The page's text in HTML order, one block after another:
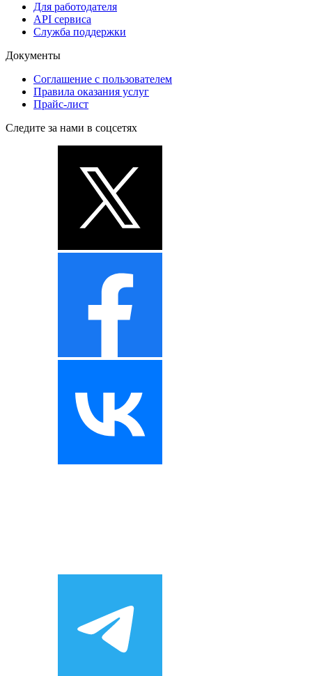
Для работодателя
API сервиса
Служба поддержки
Документы
Соглашение с пользователем
Правила оказания услуг
Прайс-лист
Следите за нами в соцсетях